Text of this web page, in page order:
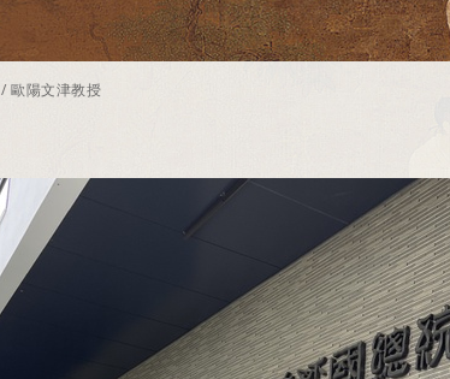
/歐陽文津教授